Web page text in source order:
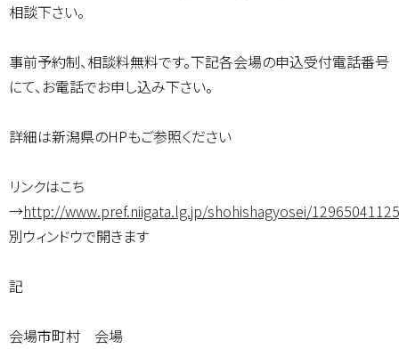
相談下さい。
事前予約制、相談料無料です。下記各会場の申込受付電話番号
にて、お電話でお申し込み下さい。
詳細は新潟県のHPもご参照ください
リンクはこち
→http://www.pref.niigata.lg.jp/shohishagyosei/
別ウィンドウで開きます
記
会場市町村 会場